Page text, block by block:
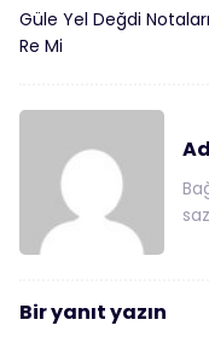
Güle Yel Değdi
Re Mi
Bir yanıt yazın